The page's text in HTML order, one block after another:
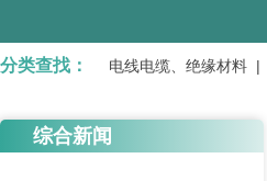
分类查找：
电子元件 | 电线电缆、绝缘材料 |
综合新闻